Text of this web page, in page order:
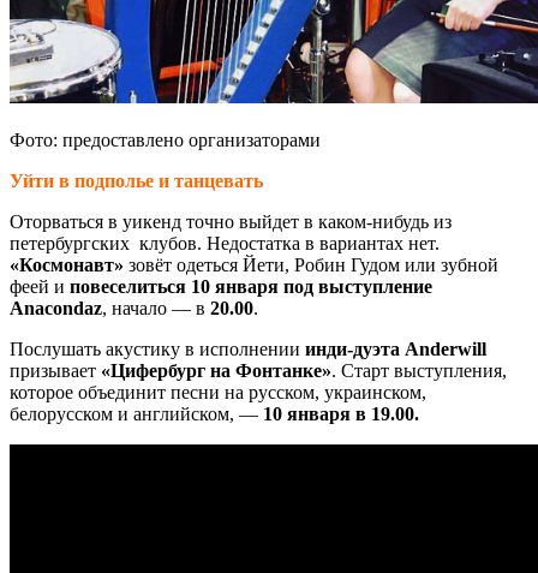
Фото: предоставлено организаторами
Уйти в подполье и танцевать
Оторваться в уикенд точно выйдет в каком-нибудь из
петербургских клубов. Недостатка в вариантах нет.
«Космонавт» зовёт одеться Йети, Робин Гудом или зубной
феей и повеселиться 10 января под выступление
Anacondaz, начало — в 20.00.
Послушать акустику в исполнении инди-дуэта Anderwill
призывает «Цифербург на Фонтанке». Старт выступления,
которое объединит песни на русском, украинском,
белорусском и английском, — 10 января в 19.00.